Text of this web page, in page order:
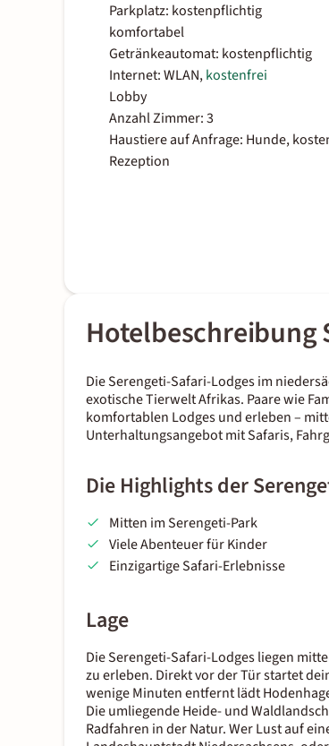
Parkplatz: kostenpflichtig
komfortabel
Getränkeautomat: kostenpflichtig
Internet: WLAN,kostenfrei
Lobby
Anzahl Zimmer: 3
Haustiere auf Anfrage: Hunde,
Rezeption
Hotelbeschreibung
Die Serengeti-Safari-Lodges im
exotische Tierwelt Afrikas. Paare wie
komfortablen Lodges und erleben –
Unterhaltungsangebot mit Safaris,
Die Highlights der
Mitten im Serengeti-Park
Viele Abenteuer für Kinder
Einzigartige Safari-Erlebnisse
Lage
Die Serengeti-Safari-Lodges liegen
zu erleben. Direkt vor der Tür startet
wenige Minuten entfernt lädt
Die umliegende Heide- und
Radfahren in der Natur. Wer Lust auf